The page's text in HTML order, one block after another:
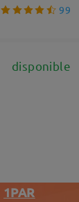
99
disponible
1PAR